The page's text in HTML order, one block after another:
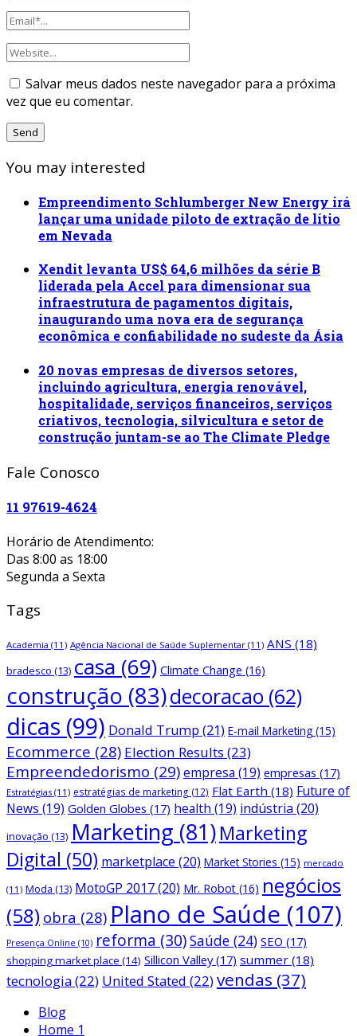
Salvar meus dados neste navegador para a próxima
vez que eu comentar.
You may interested
Empreendimento Schlumberger New Energy irá
lançar uma unidade piloto de extração de lítio
em Nevada
Xendit levanta US$ 64,6 milhões da série B
liderada pela Accel para dimensionar sua
infraestrutura de pagamentos digitais,
inaugurando uma nova era de segurança
econômica e confiabilidade no sudeste da Ásia
20 novas empresas de diversos setores,
incluindo agricultura, energia renovável,
hospitalidade, serviços financeiros, serviços
criativos, tecnologia, silvicultura e setor de
construção juntam-se ao The Climate Pledge
Fale Conosco
11 97619-4624
Horário de Atendimento:
Das 8:00 as 18:00
Segunda a Sexta
Tags
Academia (11) Agência Nacional de Saúde Suplementar (11) ANS (18)
bradesco (13) casa (69) Climate Change (16)
construção (83)decoracao (62)
dicas (99) Donald Trump (21) E-mail Marketing (15)
Ecommerce (28) Election Results (23)
Empreendedorismo (29)empresa (19) empresas (17)
Estratégias (11) estratégias de marketing (12) Flat Earth (18) Future of
News (19) Golden Globes (17) health (19) indústria (20)
inovação (13) Marketing (81)Marketing
Digital (50) marketplace (20) Market Stories (15) mercado
(11) Moda (13) MotoGP 2017(20) Mr. Robot (16) negócios
(58) obra (28) Plano de Saúde (107)
Presença Online (10) reforma (30)Saúde (24) SEO (17)
shopping market place (14) Sillicon Valley(17) summer (18)
tecnologia(22) United Stated (22) vendas (37)
Blog
Home 1